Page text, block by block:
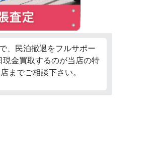
、民泊撤退をフルサポー
金買取するのが当店の特
までご相談下さい。